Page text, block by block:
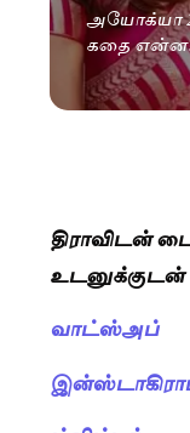
அயோக்யா
கதை
திராவிடன்
உடனுக்குடன்
வாட்ஸ்அப்